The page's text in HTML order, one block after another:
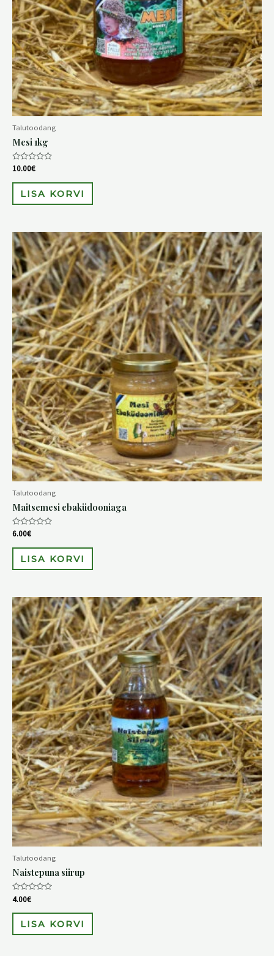
Talutoodang
Mesi 1kg
Hinnanguga
/
10.00€
LISA KORVI
Talutoodang
Maitsemesi ebaküdooniaga
Hinnanguga
/
6.00€
LISA KORVI
Talutoodang
Naistepuna siirup
Hinnanguga
0
/
4.00€
LISA KORVI